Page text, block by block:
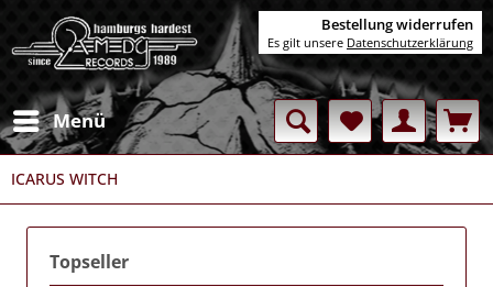
Menü
ICARUS WITCH
Topseller
Bestellung widerrufen
Es gilt unsere Datenschutzerklärung